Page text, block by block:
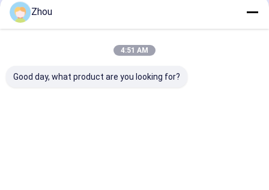
推薦されたプロダクト
Zhou
4:51 AM
Good day, what product are you looking for?